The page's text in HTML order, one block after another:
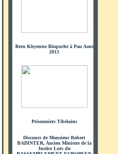
Beru Khyentse Rinpoche à Pau Aout
2013
Prisonniers Tibétains
Discours de Monsieur Robert
BADINTER, Ancien Ministre de la
Justice Lors du